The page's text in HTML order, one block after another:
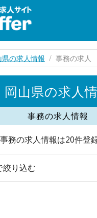
県の求人情報 事務の求人
岡山県の求人
事務の求人情報
務の求人情報は20件登
絞り込む